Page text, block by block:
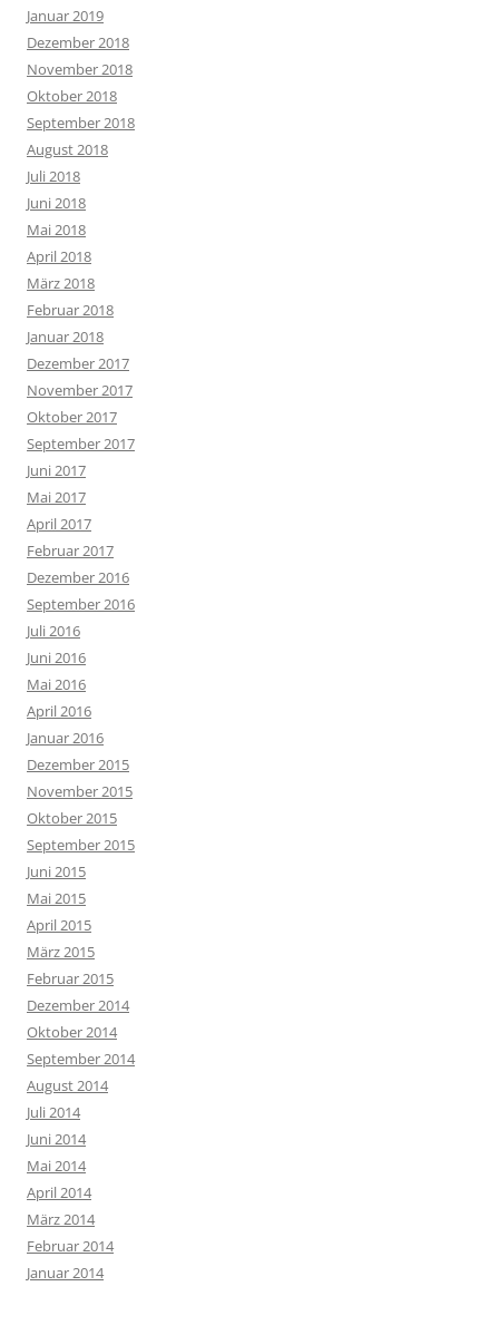
Januar 2019
Dezember 2018
November 2018
Oktober 2018
September 2018
August 2018
Juli 2018
Juni 2018
Mai 2018
April 2018
März 2018
Februar 2018
Januar 2018
Dezember 2017
November 2017
Oktober 2017
September 2017
Juni 2017
Mai 2017
April 2017
Februar 2017
Dezember 2016
September 2016
Juli 2016
Juni 2016
Mai 2016
April 2016
Januar 2016
Dezember 2015
November 2015
Oktober 2015
September 2015
Juni 2015
Mai 2015
April 2015
März 2015
Februar 2015
Dezember 2014
Oktober 2014
September 2014
August 2014
Juli 2014
Juni 2014
Mai 2014
April 2014
März 2014
Februar 2014
Januar 2014